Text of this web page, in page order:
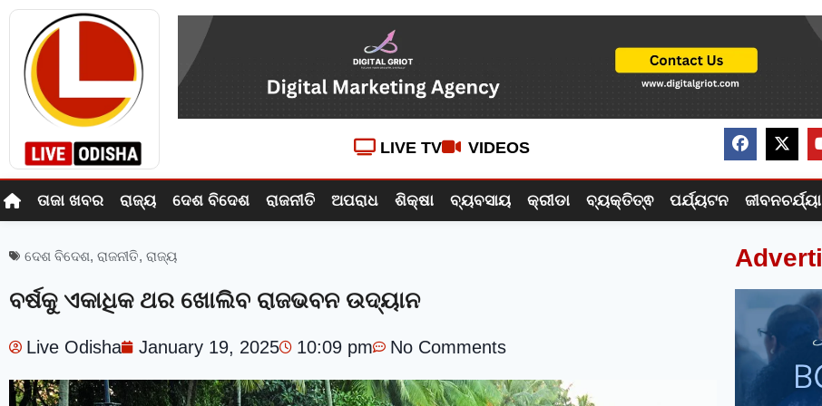
LIVE TV VIDEOS
ତାଜା ଖବର ରାଜ୍ୟ ଦେଶ ବିଦେଶ ରାଜନୀତି ଅପରାଧ ଶିକ୍ଷା ବ୍ୟବସାୟ କ୍ରୀଡା ବ୍ୟକ୍ତିତ୍ଵ ପର୍ଯ୍ୟଟନ ଜୀବନଚର୍ଯ୍ୟା
ଦେଶ ବିଦେଶ, ରାଜନୀତି, ରାଜ୍ୟ
ବର୍ଷକୁ ଏକାଧିକ ଥର ଖୋଲିବ ରାଜଭବନ ଉଦ୍ୟାନ
Live Odisha January 19, 2025 10:09 pm No Comments